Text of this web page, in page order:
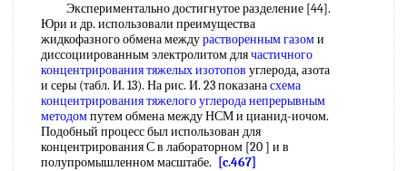
Экспериментально достигнутое разделение [44].
Юри и др. использовали преимущества
жидкофазного обмена междурастворенным газоми
диссоциированным электролитом длячастичного
концентрированиятяжелых изотопов углерода, азота
и серы (табл. И. 13). На рис. И. 23 показанасхема
концентрированиятяжелого углероданепрерывным
методомпутем обмена между НСМ и цианид-иочом.
Подобный процесс был использован для
концентрирования С в лабораторном [20 ] и в
полупромышленном масштабе.
[c.467]